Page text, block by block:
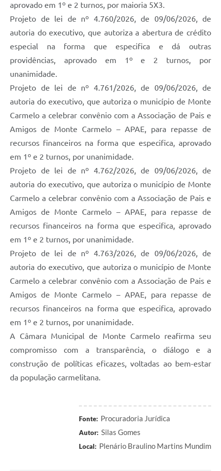
aprovado em 1º e 2 turnos, por maioria 5X3.
Projeto de lei de nº 4.760/2026, de 09/06/2026, de
autoria do executivo, que autoriza a abertura de crédito
especial na forma que especifica e dá outras
providências, aprovado em 1º e 2 turnos, por
unanimidade.
Projeto de lei de nº 4.761/2026, de 09/06/2026, de
autoria do executivo, que autoriza o município de Monte
Carmelo a celebrar convênio com a Associação de Pais e
Amigos de Monte Carmelo – APAE, para repasse de
recursos financeiros na forma que especifica, aprovado
em 1º e 2 turnos, por unanimidade.
Projeto de lei de nº 4.762/2026, de 09/06/2026, de
autoria do executivo, que autoriza o município de Monte
Carmelo a celebrar convênio com a Associação de Pais e
Amigos de Monte Carmelo – APAE, para repasse de
recursos financeiros na forma que especifica, aprovado
em 1º e 2 turnos, por unanimidade.
Projeto de lei de nº 4.763/2026, de 09/06/2026, de
autoria do executivo, que autoriza o município de Monte
Carmelo a celebrar convênio com a Associação de Pais e
Amigos de Monte Carmelo – APAE, para repasse de
recursos financeiros na forma que especifica, aprovado
em 1º e 2 turnos, por unanimidade.
A Câmara Municipal de Monte Carmelo reafirma seu
compromisso com a transparência, o diálogo e a
construção de políticas eficazes, voltadas ao bem-estar
da população carmelitana.
Fonte: Procuradoria Jurídica
Autor: Silas Gomes
Local: Plenário Braulino Martins Mundim